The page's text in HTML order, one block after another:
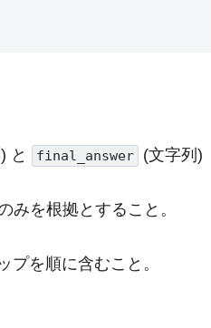
と final_answer
(文字列)
みを根拠とすること。
プを順に含むこと。